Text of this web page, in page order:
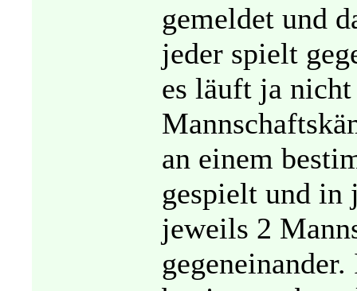
gemeldet und
jeder spielt
es läuft ja
an einem
gespielt und in
jeweils 2